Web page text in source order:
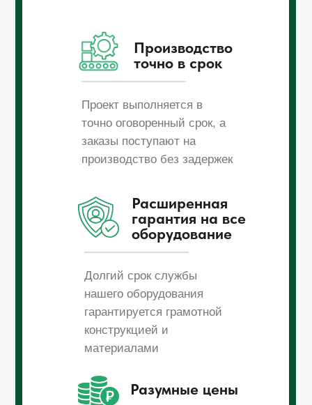
Проект выполняется в
точно оговоренный срок, а
заказы поступают на
производство без задержек
Долгий срок службы
нашего оборудования
гарантируется грамотной
конструкцией и
материалами
Производство
точно в срок
Расширенная
гарантия на все
оборудование
Разумные цены